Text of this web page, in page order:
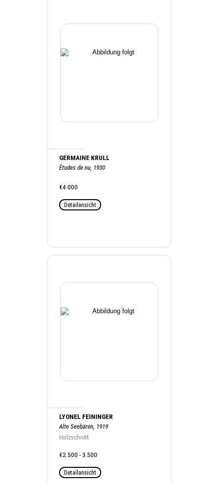
GERMAINE KRULL
Ètudes de nu, 1930
€4.000
Detailansicht
LYONEL FEININGER
Alte Seebären, 1919
Holzschnitt
€2.500 - 3.500
Detailansicht